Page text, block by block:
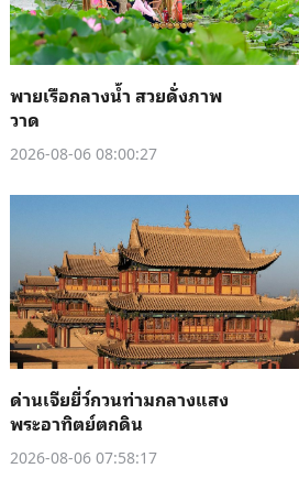
พายเรือกลางน้ำ สวยดั่งภาพ
วาด
2026-08-06 08:00:27
ด่านเจียยี่ว์กวนท่ามกลางแสง
พระอาทิตย์ตกดิน
2026-08-06 07:58:17